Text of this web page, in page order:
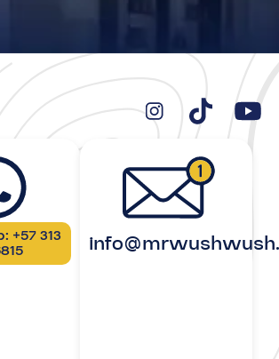
+57 313